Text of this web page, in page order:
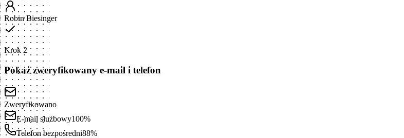
Robin Biesinger
Krok 2
Pokaż zweryfikowany e-mail i telefon
Zweryfikowano
E-mail służbowy100%
Telefon bezpośredni88%